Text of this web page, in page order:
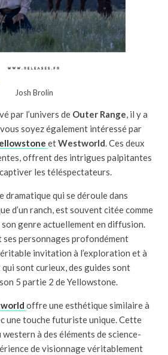
Josh Brolin
par l’univers de Outer Range, il y a
soyez également intéressé par
etWestworld. Ces deux
offrent des intrigues palpitantes
les téléspectateurs.
dramatique qui se déroule dans
d’un ranch, est souvent citée comme
son genre actuellement en diffusion.
personnages profondément
invitation à l’exploration et à
qui sont curieux, des guides sont
5 partie 2 de Yellowstone.
offre une esthétique similaire à
une touche futuriste unique. Cette
à des éléments de science-
de visionnage véritablement